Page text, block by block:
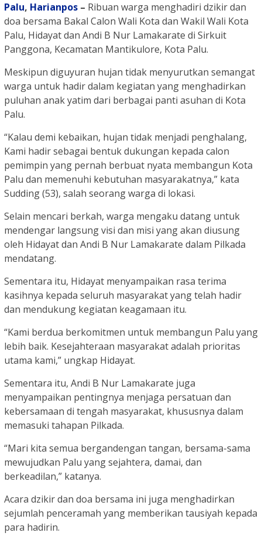
Palu, Harianpos – Ribuan warga menghadiri dzikir dan
doa bersama Bakal Calon Wali Kota dan Wakil Wali Kota
Palu, Hidayat dan Andi B Nur Lamakarate di Sirkuit
Panggona, Kecamatan Mantikulore, Kota Palu.
Meskipun diguyuran hujan tidak menyurutkan semangat
warga untuk hadir dalam kegiatan yang menghadirkan
puluhan anak yatim dari berbagai panti asuhan di Kota
Palu.
“Kalau demi kebaikan, hujan tidak menjadi penghalang,
Kami hadir sebagai bentuk dukungan kepada calon
pemimpin yang pernah berbuat nyata membangun Kota
Palu dan memenuhi kebutuhan masyarakatnya,” kata
Sudding (53), salah seorang warga di lokasi.
Selain mencari berkah, warga mengaku datang untuk
mendengar langsung visi dan misi yang akan diusung
oleh Hidayat dan Andi B Nur Lamakarate dalam Pilkada
mendatang.
Sementara itu, Hidayat menyampaikan rasa terima
kasihnya kepada seluruh masyarakat yang telah hadir
dan mendukung kegiatan keagamaan itu.
“Kami berdua berkomitmen untuk membangun Palu yang
lebih baik. Kesejahteraan masyarakat adalah prioritas
utama kami,” ungkap Hidayat.
Sementara itu, Andi B Nur Lamakarate juga
menyampaikan pentingnya menjaga persatuan dan
kebersamaan di tengah masyarakat, khususnya dalam
memasuki tahapan Pilkada.
“Mari kita semua bergandengan tangan, bersama-sama
mewujudkan Palu yang sejahtera, damai, dan
berkeadilan,” katanya.
Acara dzikir dan doa bersama ini juga menghadirkan
sejumlah penceramah yang memberikan tausiyah kepada
para hadirin.